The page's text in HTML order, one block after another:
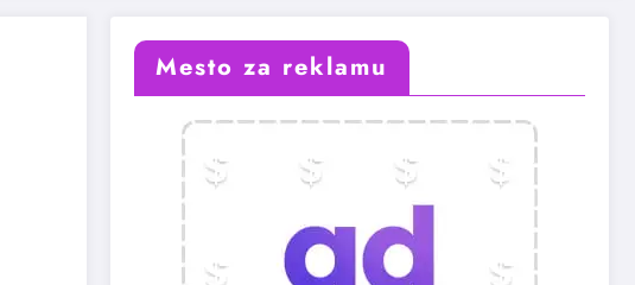
Mesto za reklamu